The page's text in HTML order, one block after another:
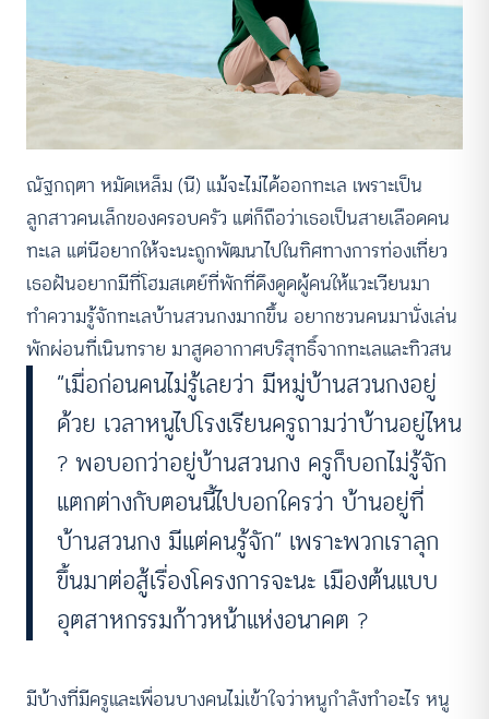
ณัฐกฤตา หมัดเหล็ม (นี) แม้จะไม่ได้ออกทะเล เพราะเป็น
ลูกสาวคนเล็กของครอบครัว แต่ก็ถือว่าเธอเป็นสายเลือดคน
ทะเล แต่นีอยากให้จะนะถูกพัฒนาไปในทิศทางการท่องเที่ยว
เธอฝันอยากมีที่โฮมสเตย์ที่พักที่ดึงดูดผู้คนให้แวะเวียนมา
ทำความรู้จักทะเลบ้านสวนกงมากขึ้น อยากชวนคนมานั่งเล่น
พักผ่อนที่เนินทราย มาสูดอากาศบริสุทธิ์จากทะเลและทิวสน
“เมื่อก่อนคนไม่รู้เลยว่า มีหมู่บ้านสวนกงอยู่
ด้วย เวลาหนูไปโรงเรียนครูถามว่าบ้านอยู่ไหน
? พอบอกว่าอยู่บ้านสวนกง ครูก็บอกไม่รู้จัก
แตกต่างกับตอนนี้ไปบอกใครว่า บ้านอยู่ที่
บ้านสวนกง มีแต่คนรู้จัก” เพราะพวกเราลุก
ขึ้นมาต่อสู้เรื่องโครงการจะนะ เมืองต้นแบบ
อุตสาหกรรมก้าวหน้าแห่งอนาคต ?
มีบ้างที่มีครูและเพื่อนบางคนไม่เข้าใจว่าหนูกำลังทำอะไร หนู